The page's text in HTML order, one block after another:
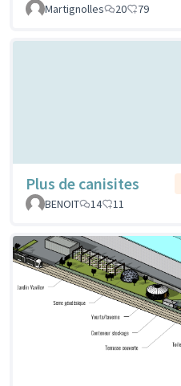
Martignolles
20 79
Plus de canisites
BENOIT
14 11